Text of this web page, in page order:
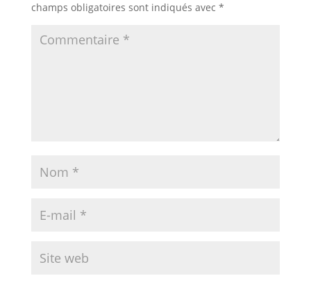
champs obligatoires sont indiqués avec *